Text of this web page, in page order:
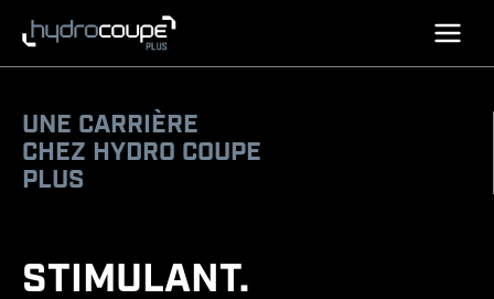
Aller
au
UNE CARRIÈRE
CHEZ HYDRO COUPE
PLUS
STIMULANT.